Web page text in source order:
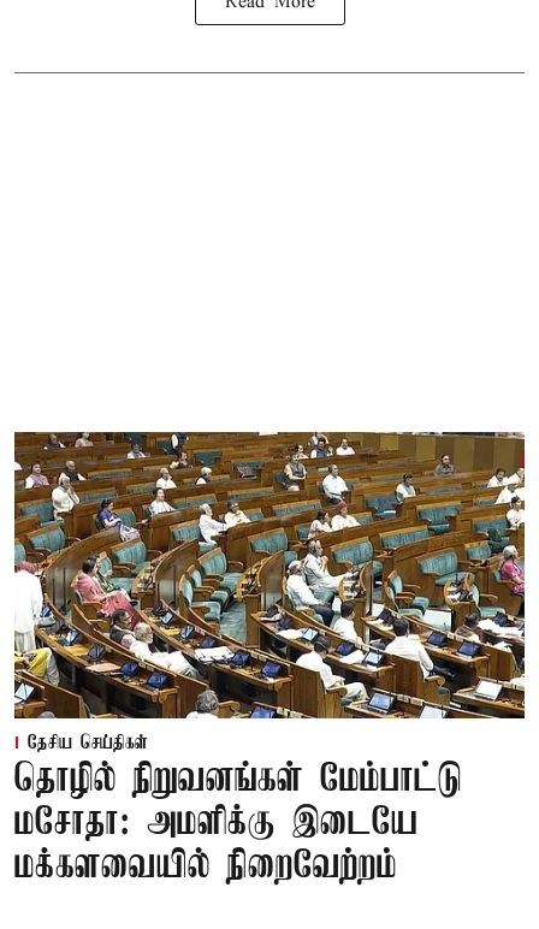
தேசிய செய்திகள்
தொழில் நிறுவனங்கள் மேம்பாட்டு
மசோதா: அமளிக்கு இடையே
மக்களவையில் நிறைவேற்றம்